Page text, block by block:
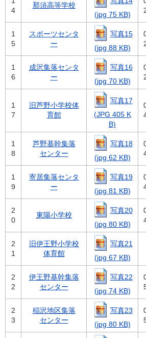
4
那須高等学校
(jpg 75 KB)
1
5
スポーツセンタ
ー
写真15
(jpg 88 KB)
1
6
成沢集落センタ
ー
写真16
(jpg 70 KB)
1
7
旧芦野小学校体
育館
写真17
(JPG 405 K
B)
1
8
芦野基幹集落
センター
写真18
(jpg 62 KB)
1
9
寄居集落センタ
ー
写真19
(jpg 81 KB)
2
0
東陽小学校
写真20
(jpg 80 KB)
2
1
旧伊王野小学校
体育館
写真21
(jpg 67 KB)
2
2
伊王野基幹集落
センター
写真22
(jpg 74 KB)
2
3
稲沢地区集落
センター
写真23
(jpg 80 KB)